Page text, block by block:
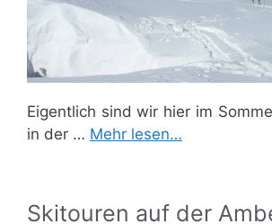
Eigentlich sind wir hier im
in der … Mehr lesen…
Skitouren auf der